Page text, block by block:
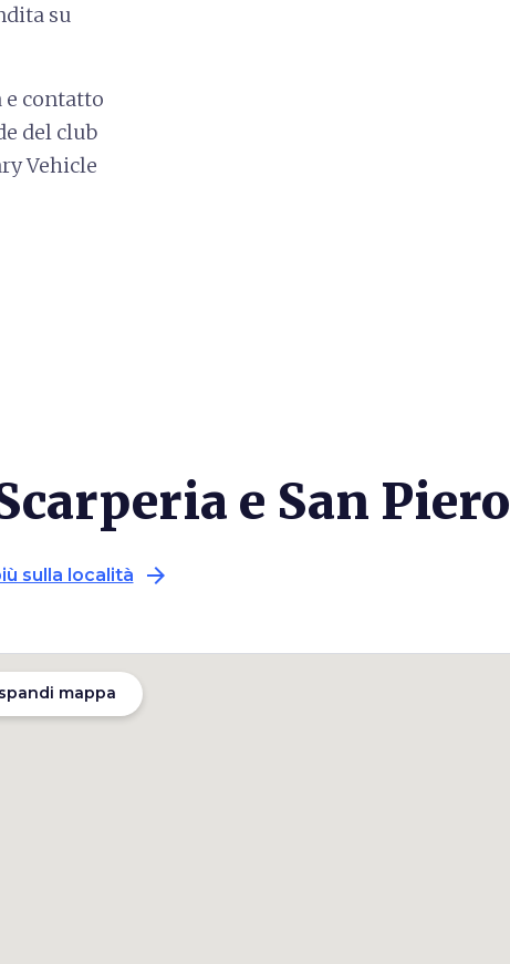
su
e contatto
del club
Vehicle
e San Piero
sulla località arrow_forward
mappa